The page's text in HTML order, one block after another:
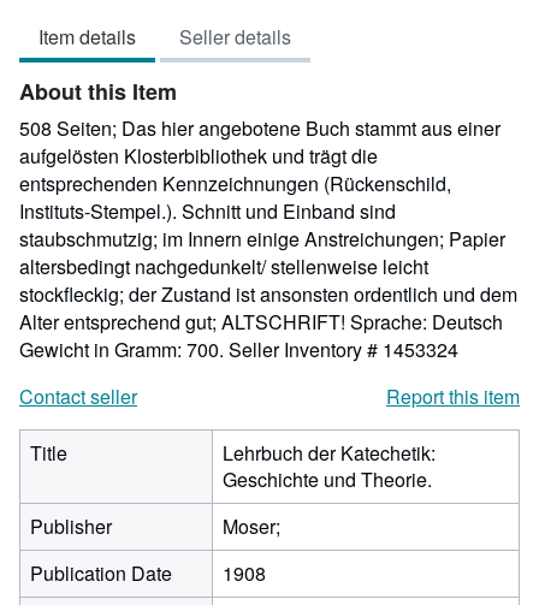
Item details Seller details
About this Item
508 Seiten; Das hier angebotene Buch stammt aus einer
aufgelösten Klosterbibliothek und trägt die
entsprechenden Kennzeichnungen (Rückenschild,
Instituts-Stempel.). Schnitt und Einband sind
staubschmutzig; im Innern einige Anstreichungen; Papier
altersbedingt nachgedunkelt/ stellenweise leicht
stockfleckig; der Zustand ist ansonsten ordentlich und dem
Alter entsprechend gut; ALTSCHRIFT! Sprache: Deutsch
Gewicht in Gramm: 700. Seller Inventory # 1453324
Contact seller
Report this item
Title
Lehrbuch der Katechetik:
Geschichte und Theorie.
Publisher
Moser;
Publication Date
1908